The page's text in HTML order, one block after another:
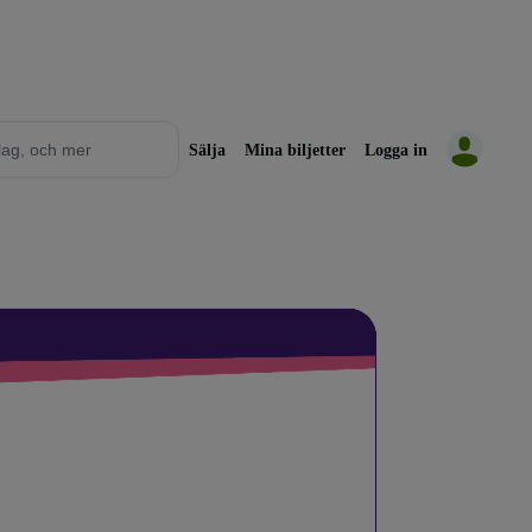
Sälja Mina biljetter Logga in